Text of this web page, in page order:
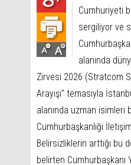
Cumhuriyeti
sergiliyor ve
alanında
Zirvesi 2026 (Stratcom
Arayışı" temasıyla
alanında uzman isimleri
Cumhurbaşkanlığı
Belirsizliklerin arttığı bu
belirten Cumhurbaşkanı